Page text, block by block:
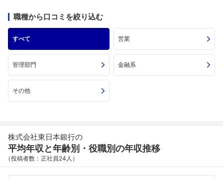
職種から口コミを絞り込む
すべて 営業
管理部門 金融系
その他
株式会社東日本銀行の
平均年収と年齢別・役職別の年収推移
（投稿者数：正社員24人）